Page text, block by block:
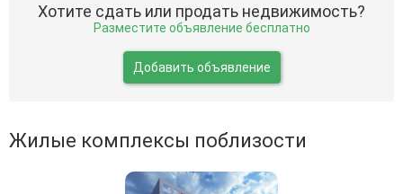
Хотите сдать или продать недвижимость?
Разместите объявление бесплатно
Добавить объявление
Жилые комплексы поблизости